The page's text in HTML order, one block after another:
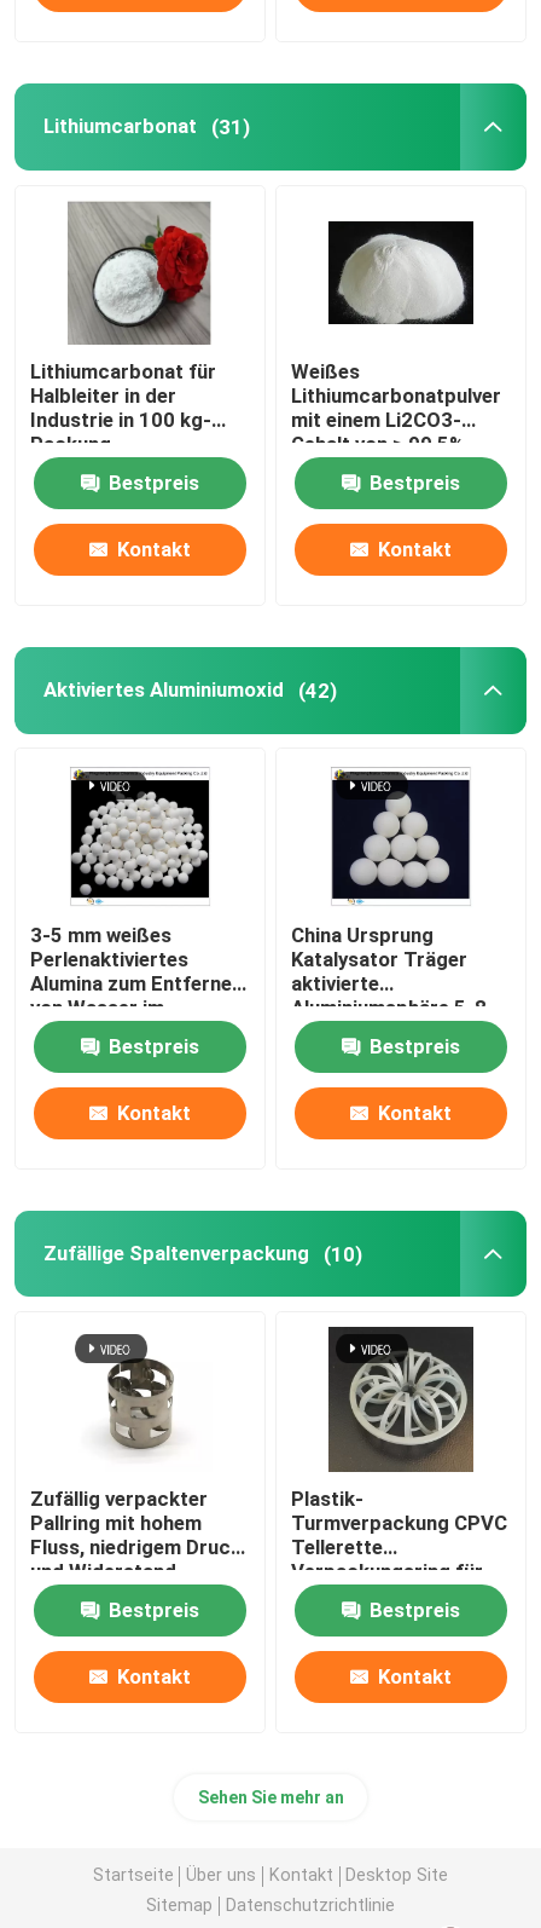
Lithiumcarbonat (31)
Lithiumcarbonat für
Halbleiter in der
Industrie in 100 kg-
Packung
Bestpreis
Kontakt
Weißes
Lithiumcarbonatpulver
mit einem Li2CO3-
Gehalt von ≥ 99,5%
Verpackungsart
20/25/100/500 Kg
Bestpreis
Kontakt
Aktiviertes Aluminiumoxid (42)
3-5 mm weißes
Perlenaktiviertes
Alumina zum Entfernen
von Wasser im
Lufttrockner
Bestpreis
Kontakt
China Ursprung
Katalysator Träger
aktivierte
Aluminiumsphäre 5-8
mm
Bestpreis
Kontakt
Zufällige Spaltenverpackung (10)
Zufällig verpackter
Pallring mit hohem
Fluss, niedrigem Druck
und Widerstand
Bestpreis
Kontakt
Plastik-
Turmverpackung CPVC
Tellerette
Verpackungsring für
den Stripping-Service
Bestpreis
Kontakt
Sehen Sie mehr an
Startseite Über uns Kontakt
Desktop Site
Sitemap
Datenschutzrichtlinie